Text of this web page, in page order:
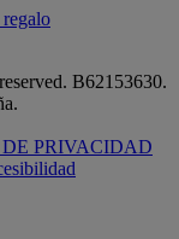
B62153630.
PRIVACIDAD